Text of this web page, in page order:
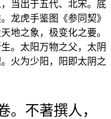
当出于五代、北宋。底
龙虎手鉴图《参同契》
地之象，极变化之要。
。太阳万物之父，太阴
火为少阳，阳即太阴之
。不著撰人，